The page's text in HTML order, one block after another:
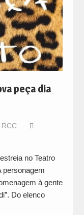
peça dia
no Teatro
personagem
à gente
Do elenco